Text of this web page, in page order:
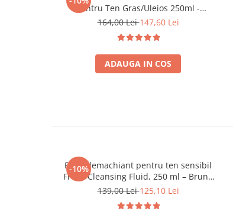
Pentru Ten Gras/Uleios 250ml -
Balancing Toner Pure Solution – Bruno
164,00 Lei147,60 Lei
ADAUGA IN COS
-10%
Fluid demachiant pentru ten sensibil
Fresh Cleansing Fluid, 250 ml – Bruno
Vassari
139,00 Lei125,10 Lei